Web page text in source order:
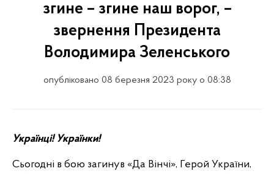
згине – згине наш ворог, –
звернення Президента
Володимира Зеленського
опубліковано 08 березня 2023 року о 08:38
Українці! Українки!
Сьогодні в бою загинув «Да Вінчі», Герой України,